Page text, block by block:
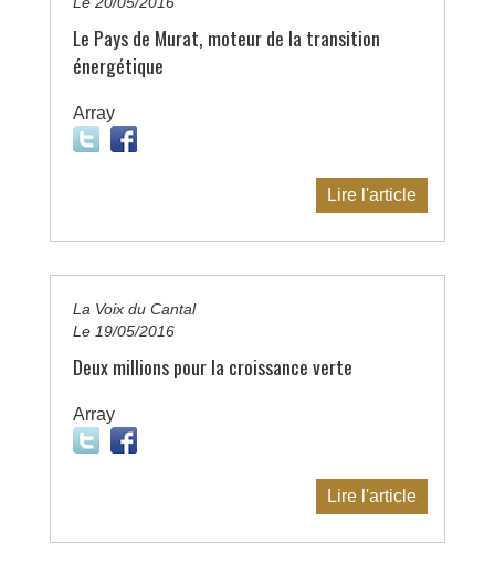
Le Pays de Murat, moteur de la transition
énergétique
Lire l'article
Array
La Voix du Cantal
Le 19/05/2016
Deux millions pour la croissance verte
Lire l'article
Array